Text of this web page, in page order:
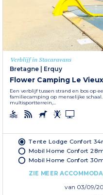
Verblijf in Stacaravans
Bretagne | Erquy
Flower Camping Le
Een verblijf tussen strand en bos op
familiecamping op menselijke
multisportterrein,...
Tente Lodge Confort
Mobil Home Confort
Mobil Home Confort
ZIE MEER
van 03/09/